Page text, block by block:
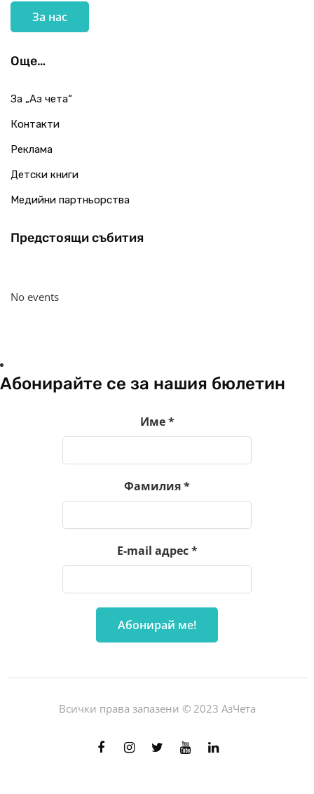
За нас
Още…
За „Аз чета“
Контакти
Реклама
Детски книги
Медийни партньорства
Предстоящи събития
No events
Абонирайте се за нашия бюлетин
Име*
Фамилия*
E-mail адрес*
Всички права запазени © 2023 АзЧета